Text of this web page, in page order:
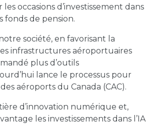
occasions d’investissement dans
fonds de pension.
société, en favorisant la
infrastructures aéroportuaires
plus d’outils
lance le processus pour
aéroports du Canada (CAC).
d’innovation numérique et,
les investissements dans l’IA